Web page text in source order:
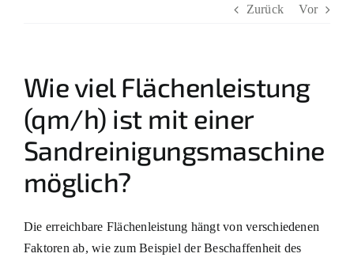
Zurück Vor
Wie viel Flächenleistung
(qm/h) ist mit einer
Sandreinigungsmaschine
möglich?
Die erreichbare Flächenleistung hängt von verschiedenen
Faktoren ab, wie zum Beispiel der Beschaffenheit des